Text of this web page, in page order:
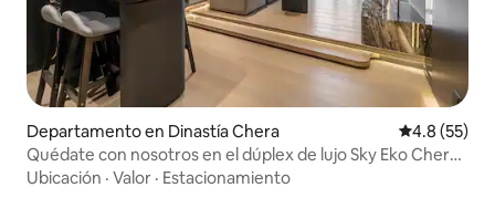
Departamento en Dinastía Chera Calificación
4.8 (55)
Quédate con nosotros en el dúplex de lujo Sky Eko Cheras
Mall
Ubicación · Valor · Estacionamiento